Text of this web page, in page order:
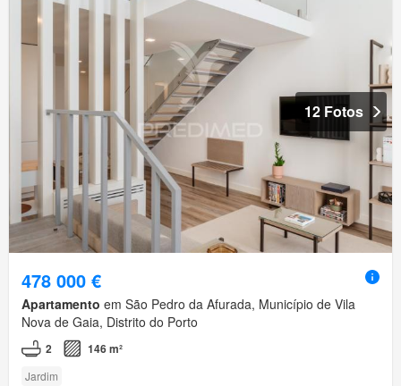
12 Fotos
478 000 €
Apartamento em São Pedro da Afurada, Município de Vila
Nova de Gaia, Distrito do Porto
2 146 m²
Jardim